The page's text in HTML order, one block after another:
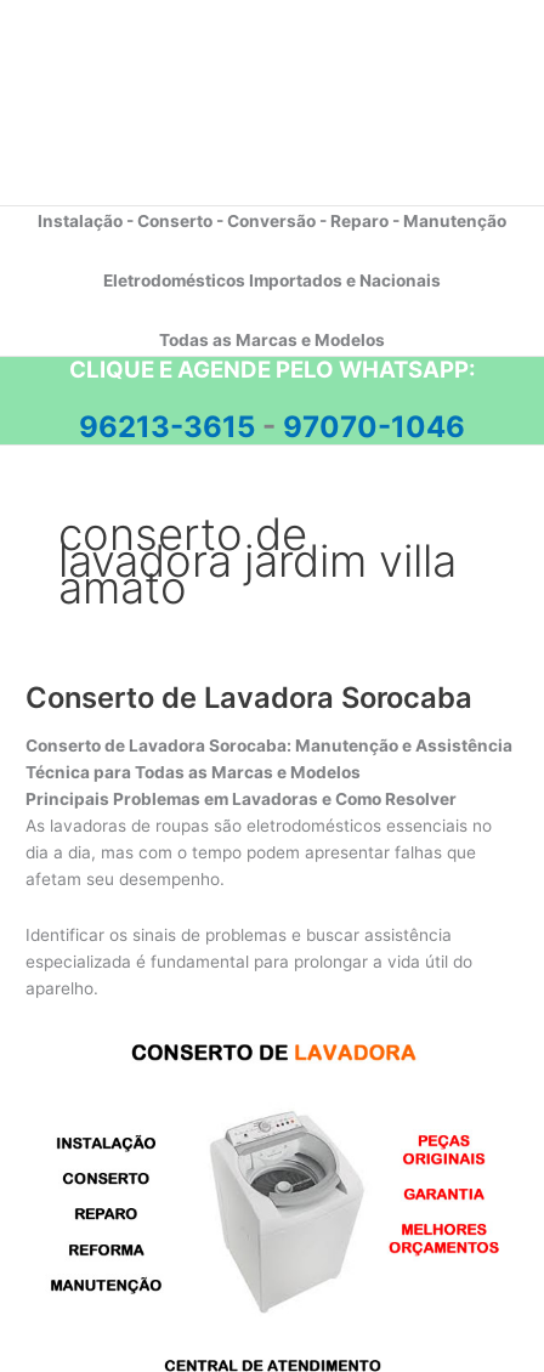
Instalação - Conserto - Conversão - Reparo - Manutenção
Eletrodomésticos Importados e Nacionais
Todas as Marcas e Modelos
CLIQUE E AGENDE PELO WHATSAPP:
96213-3615 - 97070-1046
conserto de
lavadora jardim villa
amato
Conserto de Lavadora Sorocaba
Conserto de Lavadora Sorocaba: Manutenção e Assistência
Técnica para Todas as Marcas e Modelos
Principais Problemas em Lavadoras e Como Resolver
As lavadoras de roupas são eletrodomésticos essenciais no
dia a dia, mas com o tempo podem apresentar falhas que
afetam seu desempenho.
Identificar os sinais de problemas e buscar assistência
especializada é fundamental para prolongar a vida útil do
aparelho.